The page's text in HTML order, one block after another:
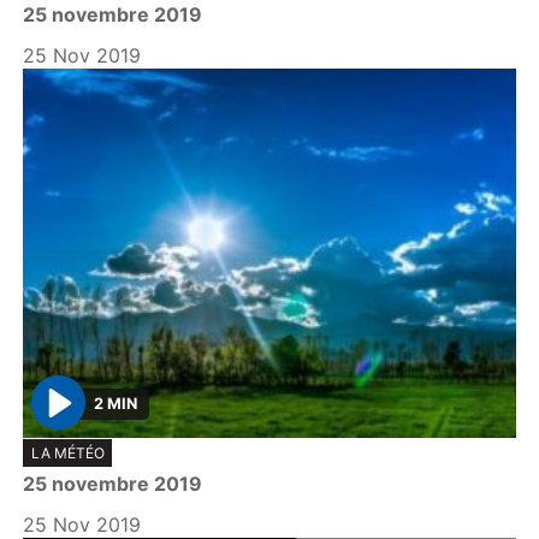
a
y
25 novembre 2019
25 Nov 2019
P
l
a
y
2 MIN
LA MÉTÉO
25 novembre 2019
25 Nov 2019